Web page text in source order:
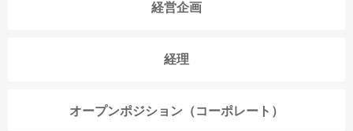
経営企画
経理
オープンポジション（コーポレート）